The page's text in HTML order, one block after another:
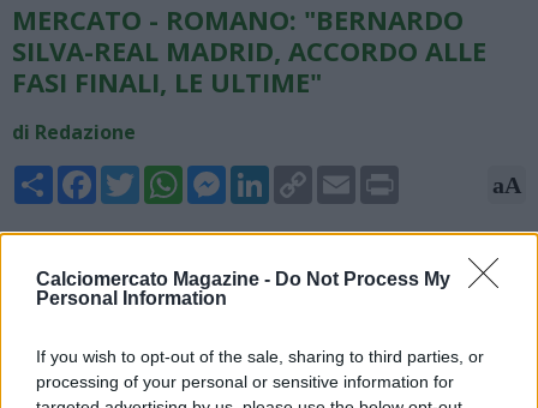
Calciomercato Magazine - Do Not Process My
Personal Information
If you wish to opt-out of the sale, sharing to third parties, or
processing of your personal or sensitive information for
MERCATO - ROMANO: "BERNARDO
SILVA-REAL MADRID, ACCORDO ALLE
FASI FINALI, LE ULTIME"
di Redazione
Share FacebookTwitterWhatsAppMessengerLinkedInCopy
Link
Email aA
12/06/2026 - 00:42
Fabrizio Romano, giornalista, scrive su X: "Bernardo Silva al
finali dopo proposta ufficiale valida fino a giugno 2028 più
potenziale opzione. Bernardo Silva, pronto al Real Madrid".